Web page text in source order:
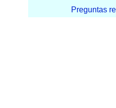
Preguntas